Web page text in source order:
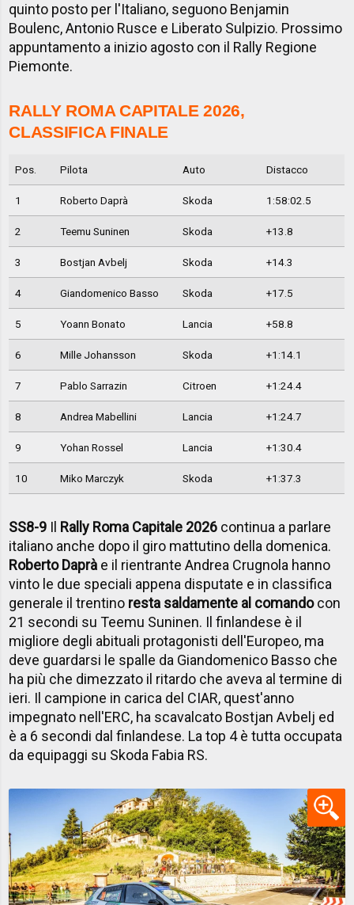
quinto posto per l'Italiano, seguono Benjamin
Boulenc, Antonio Rusce e Liberato Sulpizio. Prossimo
appuntamento a inizio agosto con il Rally Regione
Piemonte.
RALLY ROMA CAPITALE 2026,
CLASSIFICA FINALE
Pos. Pilota Auto Distacco
1 Roberto Daprà Skoda 1:58:02.5
2 Teemu Suninen Skoda +13.8
3 Bostjan Avbelj Skoda +14.3
4 Giandomenico Basso Skoda +17.5
5 Yoann Bonato Lancia +58.8
6 Mille Johansson Skoda +1:14.1
7 Pablo Sarrazin Citroen +1:24.4
8 Andrea Mabellini Lancia +1:24.7
9 Yohan Rossel Lancia +1:30.4
10 Miko Marczyk Skoda +1:37.3
SS8-9 Il Rally Roma Capitale 2026 continua a parlare
italiano anche dopo il giro mattutino della domenica.
Roberto Daprà e il rientrante Andrea Crugnola hanno
vinto le due speciali appena disputate e in classifica
generale il trentino resta saldamente al comandocon
21 secondi su Teemu Suninen. Il finlandese è il
migliore degli abituali protagonisti dell'Europeo, ma
deve guardarsi le spalle da Giandomenico Basso che
ha più che dimezzato il ritardo che aveva al termine di
ieri. Il campione in carica del CIAR, quest'anno
impegnato nell'ERC, ha scavalcato Bostjan Avbelj ed
è a 6 secondi dal finlandese. La top 4 è tutta occupata
da equipaggi su Skoda Fabia RS.